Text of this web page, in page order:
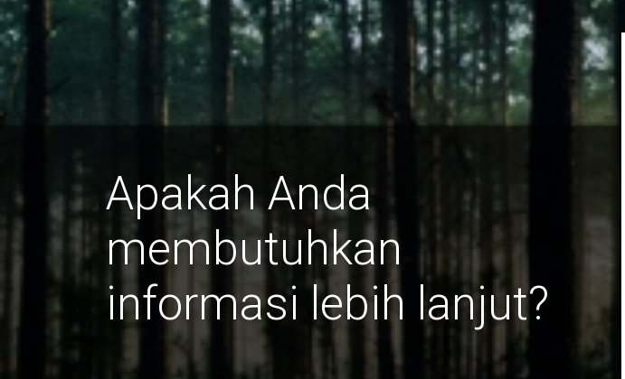
Apakah Anda
membutuhkan
informasi lebih lanjut?